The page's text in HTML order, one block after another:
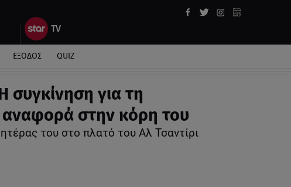
ΕΞΟΔΟΣ QUIZ
συγκίνηση για τη
αναφορά στην κόρη του
του στο πλατό του Αλ Τσαντίρι